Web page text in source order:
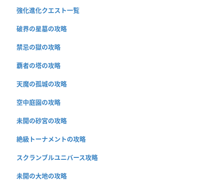
強化進化クエスト一覧
破界の星墓の攻略
禁忌の獄の攻略
覇者の塔の攻略
天魔の孤城の攻略
空中庭園の攻略
未開の砂宮の攻略
絶級トーナメントの攻略
スクランブルユニバース攻略
未開の大地の攻略